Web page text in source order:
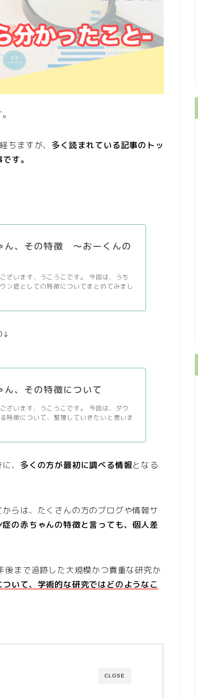
ちますが、 多く読まれている記事のトッ
す。
ん、その特徴 〜おーくんの
ざいます、うこうこです。 今回は、うち
ン症としての特徴についてまとめてみまし
↓
ん、その特徴について
ざいます、うこうこです。 今回は、ダウ
特徴について、整理していきたいと思いま
、 多くの方が最初に調べる情報となる
らは、たくさんの方のブログや情報サ
症の赤ちゃんの特徴と言っても、個人差
まで追跡した大規模かつ貴重な研究か
いて、学術的な研究ではどのようなこ
CLOSE